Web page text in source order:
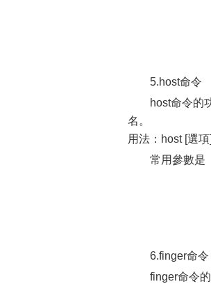
5.host命令
host命令的
名。
用法：host [選
常用參數是
6.finger命令
finger命令